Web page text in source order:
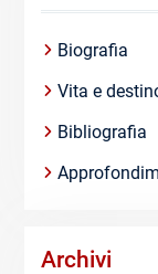
Biografia
Vita e
Bibliografia
Archivi